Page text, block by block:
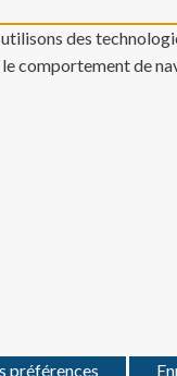
des
comportement de
préférences